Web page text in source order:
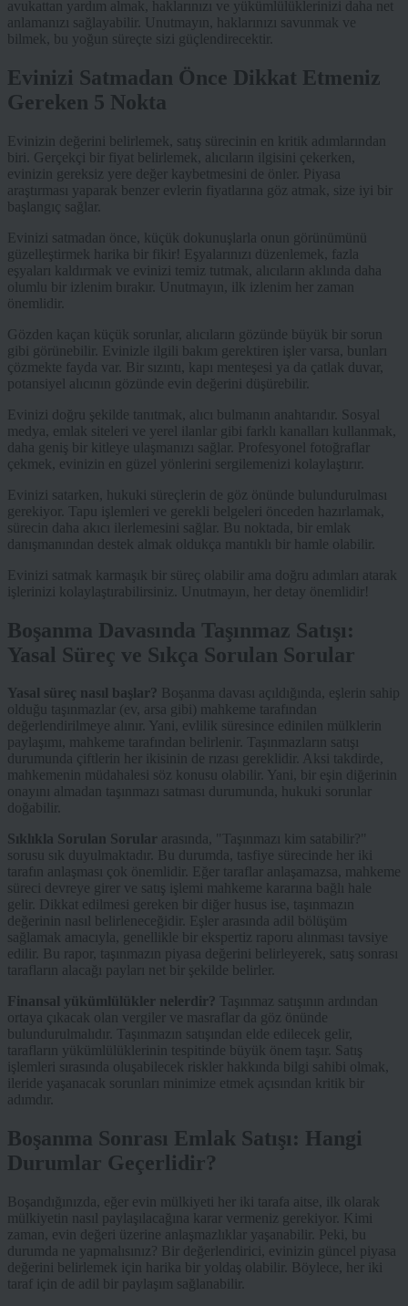
avukattan yardım almak, haklarınızı ve yükümlülüklerinizi daha net
anlamanızı sağlayabilir. Unutmayın, haklarınızı savunmak ve
bilmek, bu yoğun süreçte sizi güçlendirecektir.
Evinizi Satmadan Önce Dikkat Etmeniz
Gereken 5 Nokta
Evinizin değerini belirlemek, satış sürecinin en kritik adımlarından
biri. Gerçekçi bir fiyat belirlemek, alıcıların ilgisini çekerken,
evinizin gereksiz yere değer kaybetmesini de önler. Piyasa
araştırması yaparak benzer evlerin fiyatlarına göz atmak, size iyi bir
başlangıç sağlar.
Evinizi satmadan önce, küçük dokunuşlarla onun görünümünü
güzelleştirmek harika bir fikir! Eşyalarınızı düzenlemek, fazla
eşyaları kaldırmak ve evinizi temiz tutmak, alıcıların aklında daha
olumlu bir izlenim bırakır. Unutmayın, ilk izlenim her zaman
önemlidir.
Gözden kaçan küçük sorunlar, alıcıların gözünde büyük bir sorun
gibi görünebilir. Evinizle ilgili bakım gerektiren işler varsa, bunları
çözmekte fayda var. Bir sızıntı, kapı menteşesi ya da çatlak duvar,
potansiyel alıcının gözünde evin değerini düşürebilir.
Evinizi doğru şekilde tanıtmak, alıcı bulmanın anahtarıdır. Sosyal
medya, emlak siteleri ve yerel ilanlar gibi farklı kanalları kullanmak,
daha geniş bir kitleye ulaşmanızı sağlar. Profesyonel fotoğraflar
çekmek, evinizin en güzel yönlerini sergilemenizi kolaylaştırır.
Evinizi satarken, hukuki süreçlerin de göz önünde bulundurulması
gerekiyor. Tapu işlemleri ve gerekli belgeleri önceden hazırlamak,
sürecin daha akıcı ilerlemesini sağlar. Bu noktada, bir emlak
danışmanından destek almak oldukça mantıklı bir hamle olabilir.
Evinizi satmak karmaşık bir süreç olabilir ama doğru adımları atarak
işlerinizi kolaylaştırabilirsiniz. Unutmayın, her detay önemlidir!
Boşanma Davasında Taşınmaz Satışı:
Yasal Süreç ve Sıkça Sorulan Sorular
Yasal süreç nasıl başlar? Boşanma davası açıldığında, eşlerin sahip
olduğu taşınmazlar (ev, arsa gibi) mahkeme tarafından
değerlendirilmeye alınır. Yani, evlilik süresince edinilen mülklerin
paylaşımı, mahkeme tarafından belirlenir. Taşınmazların satışı
durumunda çiftlerin her ikisinin de rızası gereklidir. Aksi takdirde,
mahkemenin müdahalesi söz konusu olabilir. Yani, bir eşin diğerinin
onayını almadan taşınmazı satması durumunda, hukuki sorunlar
doğabilir.
Sıklıkla Sorulan Sorular arasında, "Taşınmazı kim satabilir?"
sorusu sık duyulmaktadır. Bu durumda, tasfiye sürecinde her iki
tarafın anlaşması çok önemlidir. Eğer taraflar anlaşamazsa, mahkeme
süreci devreye girer ve satış işlemi mahkeme kararına bağlı hale
gelir. Dikkat edilmesi gereken bir diğer husus ise, taşınmazın
değerinin nasıl belirleneceğidir. Eşler arasında adil bölüşüm
sağlamak amacıyla, genellikle bir ekspertiz raporu alınması tavsiye
edilir. Bu rapor, taşınmazın piyasa değerini belirleyerek, satış sonrası
tarafların alacağı payları net bir şekilde belirler.
Finansal yükümlülükler nelerdir? Taşınmaz satışının ardından
ortaya çıkacak olan vergiler ve masraflar da göz önünde
bulundurulmalıdır. Taşınmazın satışından elde edilecek gelir,
tarafların yükümlülüklerinin tespitinde büyük önem taşır. Satış
işlemleri sırasında oluşabilecek riskler hakkında bilgi sahibi olmak,
ileride yaşanacak sorunları minimize etmek açısından kritik bir
adımdır.
Boşanma Sonrası Emlak Satışı: Hangi
Durumlar Geçerlidir?
Boşandığınızda, eğer evin mülkiyeti her iki tarafa aitse, ilk olarak
mülkiyetin nasıl paylaşılacağına karar vermeniz gerekiyor. Kimi
zaman, evin değeri üzerine anlaşmazlıklar yaşanabilir. Peki, bu
durumda ne yapmalısınız? Bir değerlendirici, evinizin güncel piyasa
değerini belirlemek için harika bir yoldaş olabilir. Böylece, her iki
taraf için de adil bir paylaşım sağlanabilir.